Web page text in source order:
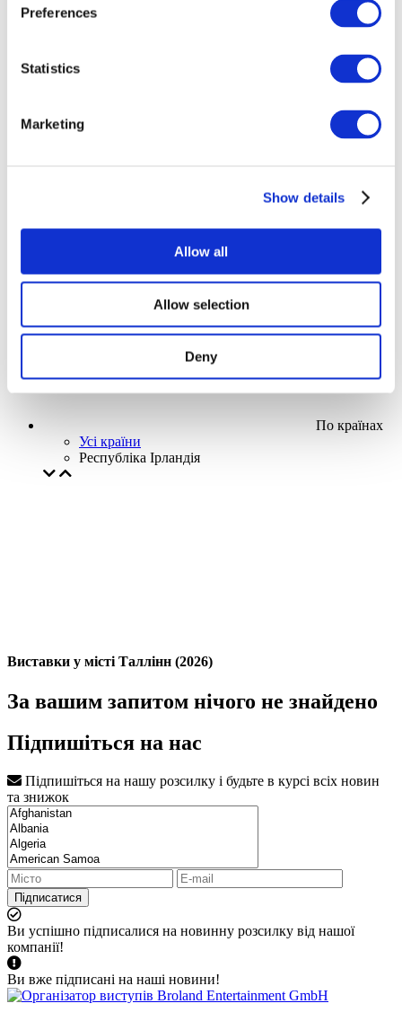
Preferences
Statistics
Marketing
Show details
Allow all
Allow selection
Deny
Заходи
Наша спецпропозиція
Без піджанру
По країнах
Усі країни
Республіка Ірландія
Виставки у місті Таллінн (2026)
За вашим запитом нічого не знайдено
Підпишіться на нас
Підпишіться на нашу розсилку і будьте в курсі всіх новин
та знижок
Підписатися
Ви успішно підписалися на новинну розсилку від нашої
компанії!
Ви вже підписані на наші новини!